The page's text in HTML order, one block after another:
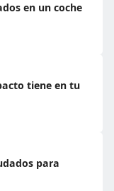
en un coche
tiene en tu
para